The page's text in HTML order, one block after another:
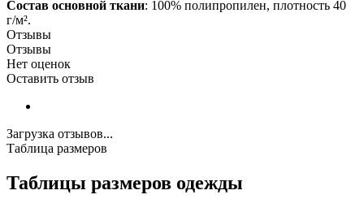
Состав основной ткани: 100% полипропилен, плотность 40
г/м².
Отзывы
Отзывы
Нет оценок
Оставить отзыв
Загрузка отзывов...
Таблица размеров
Таблицы размеров одежды